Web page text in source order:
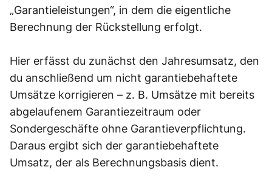
„Garantieleistungen“, in dem die eigentliche
Berechnung der Rückstellung erfolgt.
Hier erfässt du zunächst den Jahresumsatz, den
du anschließend um nicht garantiebehaftete
Umsätze korrigieren – z. B. Umsätze mit bereits
abgelaufenem Garantiezeitraum oder
Sondergeschäfte ohne Garantieverpflichtung.
Daraus ergibt sich der garantiebehaftete
Umsatz, der als Berechnungsbasis dient.